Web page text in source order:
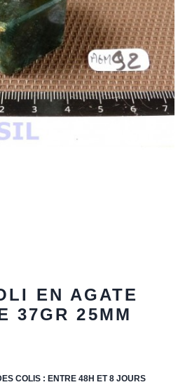
EN AGATE
37GR 25MM
COLIS : ENTRE 48H ET 8 JOURS